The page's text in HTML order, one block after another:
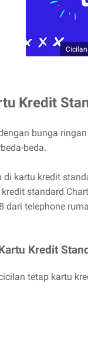
Kredit
bunga
beda.
di kartu kredit
standard
dari telephone
Kredit
tetap kartu